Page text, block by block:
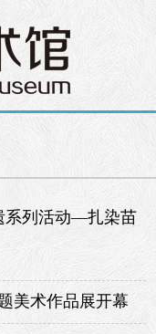
系列活动—扎染苗
美术作品展开幕